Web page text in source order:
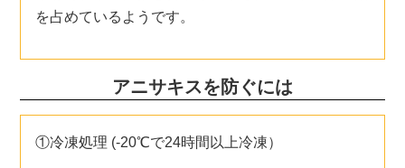
を占めているようです。
アニサキスを防ぐには
①冷凍処理 (-20℃で24時間以上冷凍）